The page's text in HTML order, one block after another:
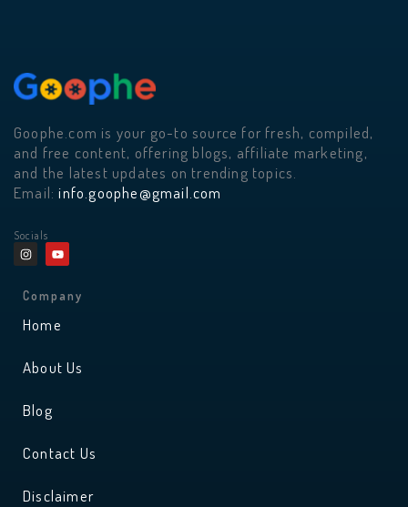
Goophe.com is your go-to source for fresh, compiled,
and free content, offering blogs, affiliate marketing,
and the latest updates on trending topics.
Email:info.goophe@gmail.com
Socials
I
n
s
a
r
a
Y
o
u
u
Company
Home
About Us
Blog
Contact Us
Disclaimer